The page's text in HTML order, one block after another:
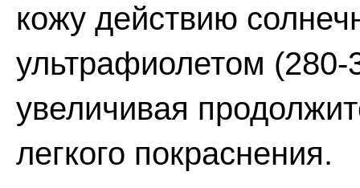
кожу действию
ультрафиолетом
увеличивая
легкого покраснения.